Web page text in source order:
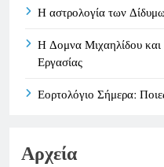
Η αστρολογία των
Η Δομνα Μιχαηλίδου και
Εργασίας
Εορτολόγιο Σήμερα:
Αρχεία